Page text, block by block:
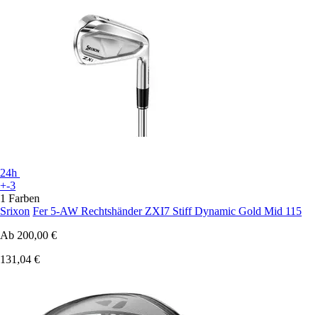
24h
+-3
1 Farben
Srixon Fer 5-AW Rechtshänder ZXI7 Stiff Dynamic Gold Mid 115
Ab 200,00 €
131,04 €